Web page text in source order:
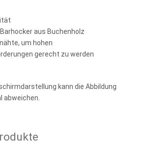
aus Buchenholz
um hohen
gerecht zu werden
kann die Abbildung
abweichen.